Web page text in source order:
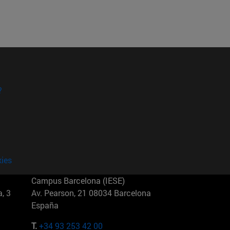
3
Campus Barcelona (IESE)
Av. Pearson, 21 08034 Barcelona
España
T.+34 93 253 42 00